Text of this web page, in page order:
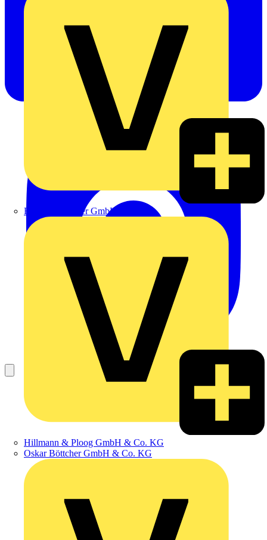
Heinrich Häusler GmbH
Hillmann & Ploog GmbH & Co. KG
Oskar Böttcher GmbH & Co. KG